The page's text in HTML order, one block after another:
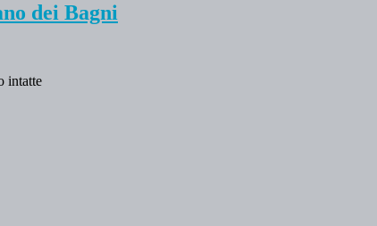
dei Bagni
intatte